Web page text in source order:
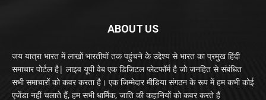
ABOUT US
जय यात्रा भारत में लाखों भारतीयों तक पहुंचने के उद्देश्य से भारत का प्रमुख हिंदी
समाचार पोर्टल है| लाइव यूपी वेब एक डिजिटल प्लेटफॉर्म है जो जनहित से संबंधित
सभी समाचारों को कवर करता है। एक जिम्मेदार मीडिया संगठन के रूप में हम कभी कोई
एजेंडा नहीं चलाते हैं, हम सभी धार्मिक, जाति की कहानियों को कवर करते हैं